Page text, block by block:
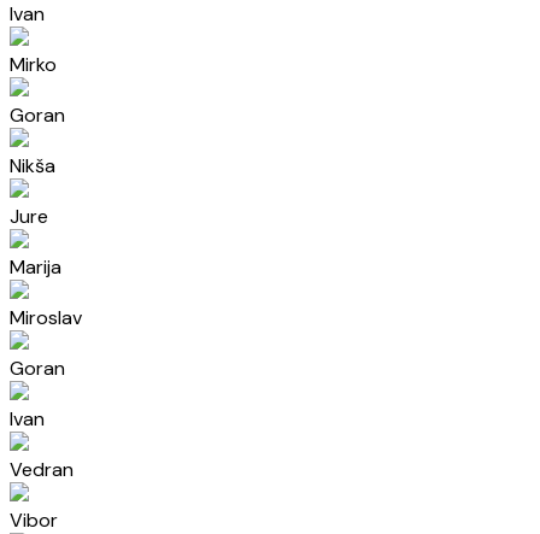
Ivan
Mirko
Goran
Nikša
Jure
Marija
Miroslav
Goran
Ivan
Vedran
Vibor